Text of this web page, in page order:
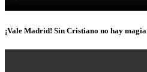
¡Vale Madrid! Sin Cristiano no hay magia